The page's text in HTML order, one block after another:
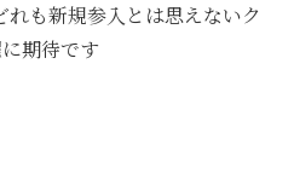
も新規参入とは思えないク
期待です